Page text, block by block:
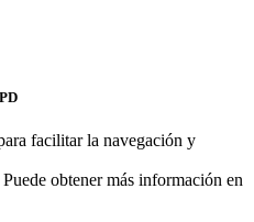
facilitar la navegación y
obtener más información en